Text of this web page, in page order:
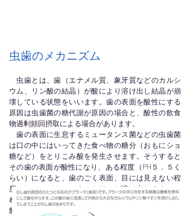
虫歯のメカニズム
虫歯とは、歯（エナメル質、象牙質などのカルシ
ウム、リン酸の結晶）が酸により溶け出し結晶が崩
壊している状態をいいます。歯の表面を酸性にする
原因は虫歯菌の糖代謝が原因の場合と、酸性の飲食
物過剰頻回摂取による場合があります。
歯の表面に生息するミュータンス菌などの虫歯菌
は口の中にはいってきた食べ物の糖分（おもにショ
糖など）をとりこみ酸を発生させます。そうすると
その歯の表面が酸性になり、ある程度（PH５．５く
らい）になると、歯のごく表面、目には見えない程
度のレベルでカルシウムやリンが溶け出します。こ
れを脱灰といいます。歯のごく表面の脱灰は酸性の
飲食物でも起こります。